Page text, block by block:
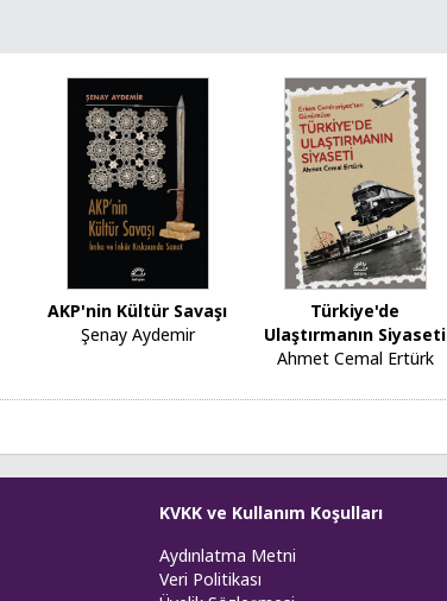
AKP'nin Kültür Savaşı
Şenay Aydemir
Türkiye'de
Ulaştırmanın Siyaseti
Ahmet Cemal Ertürk
KVKK ve Kullanım Koşulları
Aydınlatma Metni
Veri Politikası